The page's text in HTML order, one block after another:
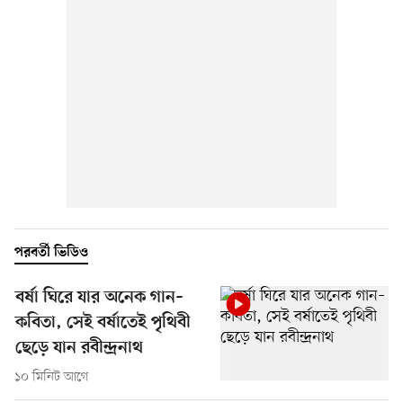
পরবর্তী ভিডিও
বর্ষা ঘিরে যার অনেক গান–
কবিতা, সেই বর্ষাতেই পৃথিবী
ছেড়ে যান রবীন্দ্রনাথ
১০ মিনিট আগে